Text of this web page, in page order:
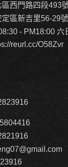
區西門路四段493
定區新吉里56-29號
- PM18:00 六
reurl.cc/O58Zvr